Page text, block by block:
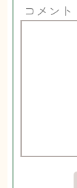
コメント